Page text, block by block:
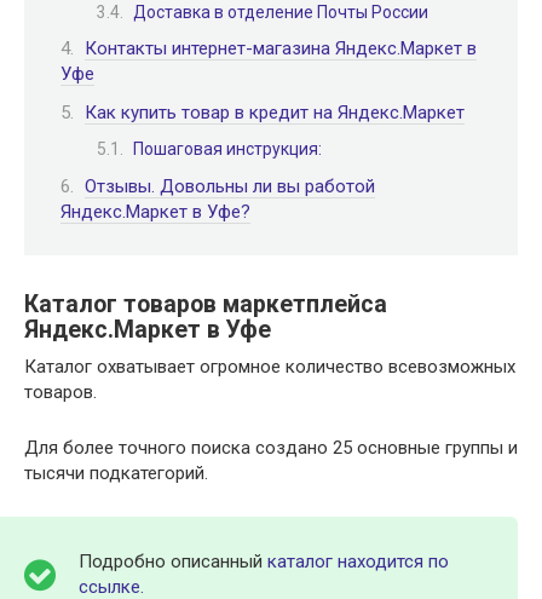
Доставка в отделение Почты России
Контакты интернет-магазина Яндекс.Маркет в
Уфе
Как купить товар в кредит на Яндекс.Маркет
Пошаговая инструкция:
Отзывы. Довольны ли вы работой
Яндекс.Маркет в Уфе?
Каталог товаров маркетплейса
Яндекс.Маркет в Уфе
Каталог охватывает огромное количество всевозможных
товаров.
Для более точного поиска создано 25 основные группы и
тысячи подкатегорий.
Подробно описанный каталог находится по
ссылке.